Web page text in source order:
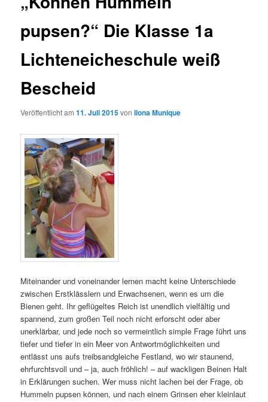
pupsen?“ Die Klasse 1a
Lichteneicheschule weiß
Bescheid
Veröffentlicht am11. Juli 2015vonIlona Munique
Miteinander und voneinander lernen macht keine Unterschiede
zwischen Erstklässlern und Erwachsenen, wenn es um die
Bienen geht. Ihr geflügeltes Reich ist unendlich vielfältig und
spannend, zum großen Teil noch nicht erforscht oder aber
unerklärbar, und jede noch so vermeintlich simple Frage führt uns
tiefer und tiefer in ein Meer von Antwortmöglichkeiten und
entlässt uns aufs treibsandgleiche Festland, wo wir staunend,
ehrfurchtsvoll und – ja, auch fröhlich! – auf wackligen Beinen Halt
in Erklärungen suchen. Wer muss nicht lachen bei der Frage, ob
Hummeln pupsen können, und nach einem Grinsen eher kleinlaut